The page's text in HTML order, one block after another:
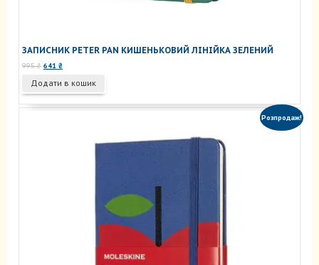
ЗАПИСНИК PETER PAN КИШЕНЬКОВИЙ ЛІНІЙКА ЗЕЛЕНИЙ
995₴ Оригінальна
995 ₴.
641 ₴Поточна
641 ₴.
Додати в кошик
Розпродаж!